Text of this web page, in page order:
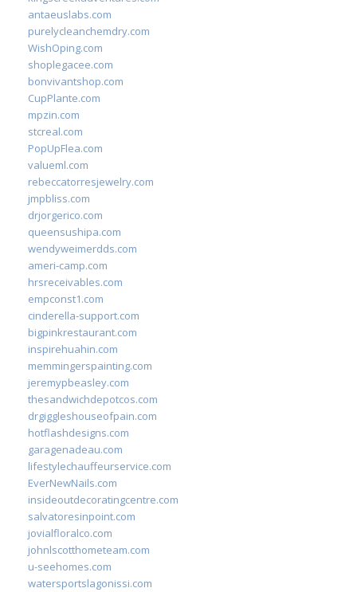
antaeuslabs.com
purelycleanchemdry.com
WishOping.com
shoplegacee.com
bonvivantshop.com
CupPlante.com
mpzin.com
stcreal.com
PopUpFlea.com
valueml.com
rebeccatorresjewelry.com
jmpbliss.com
drjorgerico.com
queensushipa.com
wendyweimerdds.com
ameri-camp.com
hrsreceivables.com
empconst1.com
cinderella-support.com
bigpinkrestaurant.com
inspirehuahin.com
memmingerspainting.com
jeremypbeasley.com
thesandwichdepotcos.com
drgiggleshouseofpain.com
hotflashdesigns.com
garagenadeau.com
lifestylechauffeurservice.com
EverNewNails.com
insideoutdecoratingcentre.com
salvatoresinpoint.com
jovialfloralco.com
johnlscotthometeam.com
u-seehomes.com
watersportslagonissi.com